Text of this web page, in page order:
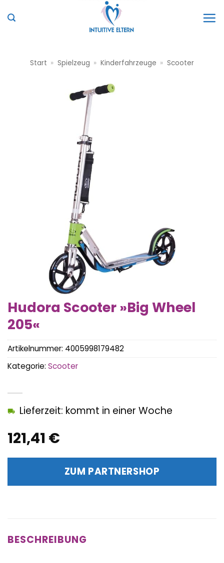
Inhalt
Start » Spielzeug » Kinderfahrzeuge » Scooter
Hudora Scooter »Big Wheel
205«
121,41 €
Lieferzeit: kommt in einer Woche
ZUM PARTNERSHOP
Artikelnummer: 4005998179482
Kategorie: Scooter
BESCHREIBUNG